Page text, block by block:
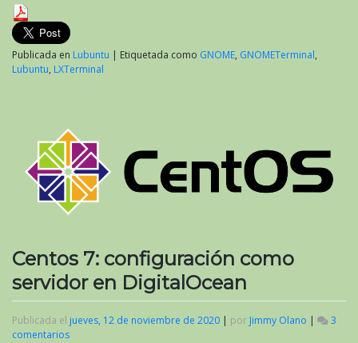
Publicada en Lubuntu | Etiquetada como GNOME, GNOMETerminal,
Lubuntu, LXTerminal
Centos 7: configuración como
servidor en DigitalOcean
Publicada el jueves, 12 de noviembre de 2020 | por Jimmy Olano |
3
comentarios